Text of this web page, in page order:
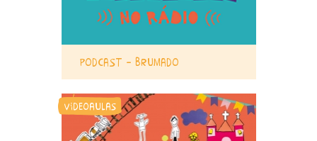
podcast – brumado
videoaulas